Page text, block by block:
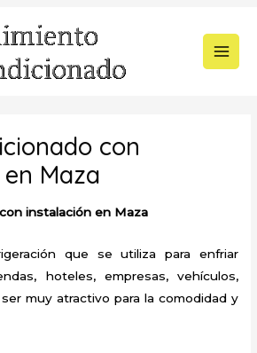
con
Maza
instalación en Maza
que se utiliza para enfriar
hoteles, empresas, vehículos,
muy atractivo para la comodidad y